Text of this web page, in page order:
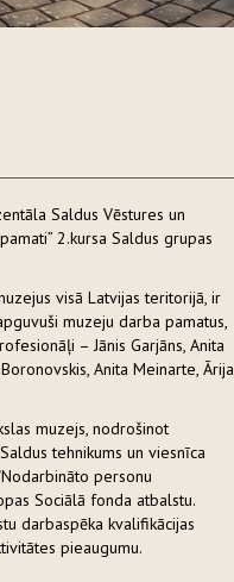
Saldus Vēstures un
2.kursa Saldus grupas
visā Latvijas teritorijā, ir
muzeju darba pamatus,
– Jānis Garjāns, Anita
Anita Meinarte, Ārija
muzejs, nodrošinot
tehnikums un viesnīca
personu
Sociālā fonda atbalstu.
darbaspēka kvalifikācijas
pieaugumu.